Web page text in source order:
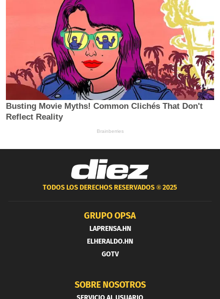
TODOS LOS DERECHOS RESERVADOS ®2025
GRUPO OPSA
LAPRENSA.HN
ELHERALDO.HN
GOTV
SOBRE NOSOTROS